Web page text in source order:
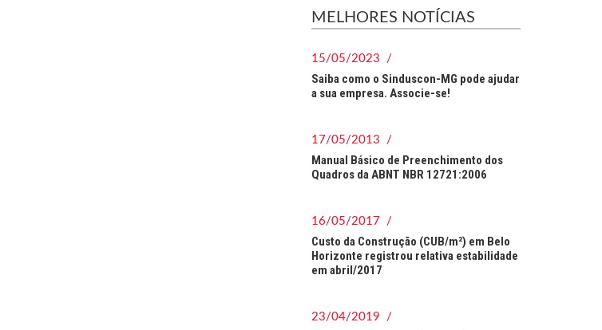
MELHORES NOTÍCIAS
15/05/2023 /
Saiba como o Sinduscon-MG pode ajudar
a sua empresa. Associe-se!
17/05/2013 /
Manual Básico de Preenchimento dos
Quadros da ABNT NBR 12721:2006
16/05/2017 /
Custo da Construção (CUB/m²) em Belo
Horizonte registrou relativa estabilidade
em abril/2017
23/04/2019 /